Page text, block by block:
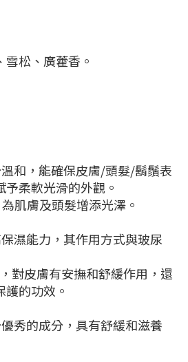
松、廣藿香。
和，能確保皮膚/頭髮/鬍鬚表
柔軟光滑的外觀。
肌膚及頭髮增添光澤。
濕能力，其作用方式與玻尿
對皮膚有安撫和舒緩作用，還
的功效。
秀的成分，具有舒緩和滋養